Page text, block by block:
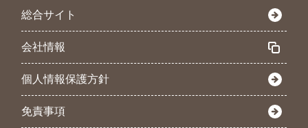
総合サイト
会社情報
個人情報保護方針
免責事項